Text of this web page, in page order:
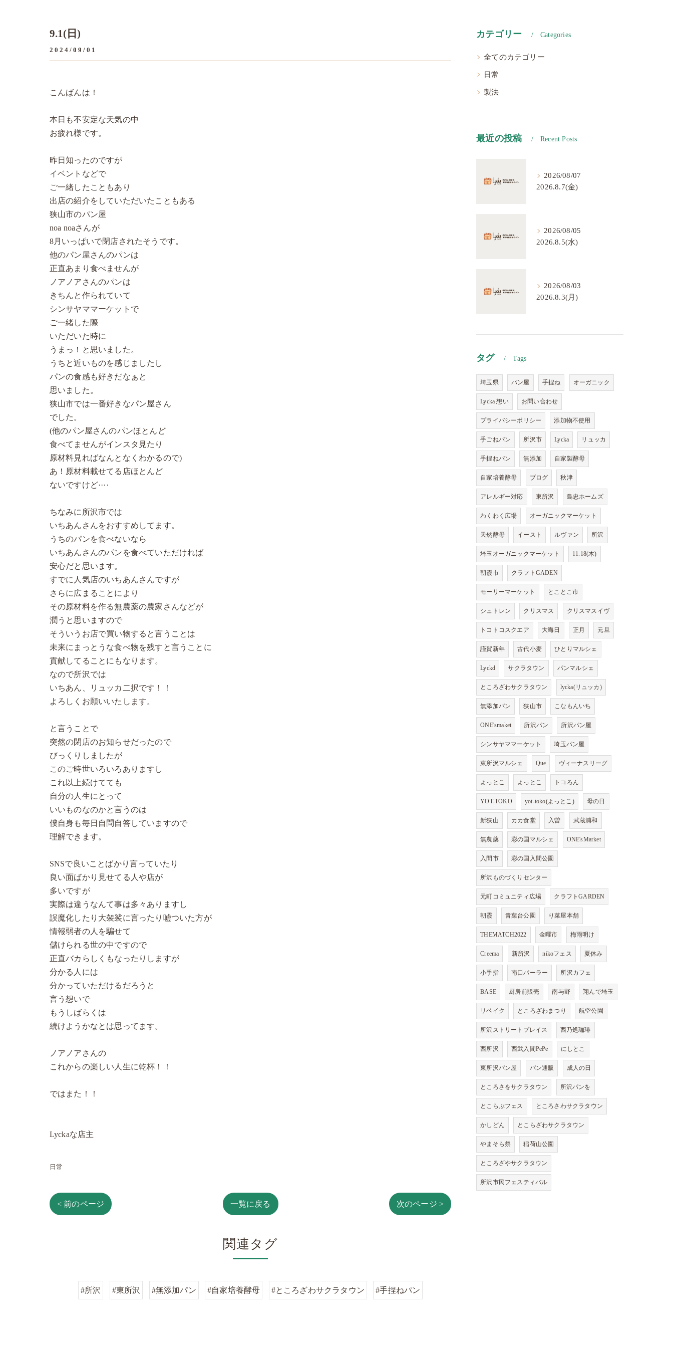
9.1(日)
2024/09/01
こんばんは！
本日も不安定な天気の中
お疲れ様です。
昨日知ったのですが
イベントなどで
ご一緒したこともあり
出店の紹介をしていただいたこともある
狭山市のパン屋
noa noaさんが
8月いっぱいで閉店されたそうです。
他のパン屋さんのパンは
正直あまり食べませんが
ノアノアさんのパンは
きちんと作られていて
シンサヤママーケットで
ご一緒した際
いただいた時に
うまっ！と思いました。
うちと近いものを感じましたし
パンの食感も好きだなぁと
思いました。
狭山市では一番好きなパン屋さん
でした。
(他のパン屋さんのパンほとんど
食べてませんがインスタ見たり
原材料見ればなんとなくわかるので)
あ！原材料載せてる店ほとんど
ないですけど····
ちなみに所沢市では
いちあんさんをおすすめしてます。
うちのパンを食べないなら
いちあんさんのパンを食べていただければ
安心だと思います。
すでに人気店のいちあんさんですが
さらに広まることにより
その原材料を作る無農薬の農家さんなどが
潤うと思いますので
そういうお店で買い物すると言うことは
未来にまっとうな食べ物を残すと言うことに
貢献してることにもなります。
なので所沢では
いちあん、リュッカ二択です！！
よろしくお願いいたします。
と言うことで
突然の閉店のお知らせだったので
びっくりしましたが
このご時世いろいろありますし
これ以上続けてても
自分の人生にとって
いいものなのかと言うのは
僕自身も毎日自問自答していますので
理解できます。
SNSで良いことばかり言っていたり
良い面ばかり見せてる人や店が
多いですが
実際は違うなんて事は多々ありますし
誤魔化したり大袈裟に言ったり嘘ついた方が
情報弱者の人を騙せて
儲けられる世の中ですので
正直バカらしくもなったりしますが
分かる人には
分かっていただけるだろうと
言う想いで
もうしばらくは
続けようかなとは思ってます。
ノアノアさんの
これからの楽しい人生に乾杯！！
ではまた！！
Lyckaな店主
日常
< 前のページ 一覧に戻る 次のページ >
関連タグ
#所沢 #東所沢 #無添加パン #自家培養酵母 #ところざわサクラタウン #手捏ねパン
カテゴリー Categories
全てのカテゴリー
日常
製法
最近の投稿 Recent Posts
2026/08/07
2026.8.7(金)
2026/08/05
2026.8.5(水)
2026/08/03
2026.8.3(月)
タグ Tags
埼玉県 パン屋 手捏ね オーガニック
Lycka 想い お問い合わせ
プライバシーポリシー 添加物不使用
手ごねパン 所沢市 Lycka リュッカ
手捏ねパン 無添加 自家製酵母
自家培養酵母 ブログ 秋津
アレルギー対応 東所沢 島忠ホームズ
わくわく広場 オーガニックマーケット
天然酵母 イースト ルヴァン 所沢
埼玉オーガニックマーケット 11.18(木)
朝霞市 クラフトGADEN
モーリーマーケット とことこ市
シュトレン クリスマス クリスマスイヴ
トコトコスクエア 大晦日 正月 元旦
謹賀新年 古代小麦 ひとりマルシェ
Lyckd サクラタウン パンマルシェ
ところざわサクラタウン lycka(リュッカ)
無添加パン 狭山市 こなもんいち
ONE'smaket 所沢パン 所沢パン屋
シンサヤママーケット 埼玉パン屋
東所沢マルシェ Que ヴィーナスリーグ
よっとこ よっとこ トコろん
YOT-TOKO yot-toko(よっとこ) 母の日
新狭山 カカ食堂 入曽 武蔵浦和
無農薬 彩の国マルシェ ONE'sMarket
入間市 彩の国入間公園
所沢ものづくりセンター
元町コミュニティ広場 クラフトGARDEN
朝霞 青葉台公園 り菜屋本舗
THEMATCH2022 金曜市 梅雨明け
Creema 新所沢 nikoフェス 夏休み
小手指 南口パーラー 所沢カフェ
BASE 厨房前販売 南与野 翔んで埼玉
リベイク ところざわまつり 航空公園
所沢ストリートプレイス 西乃処珈琲
西所沢 西武入間PePe にしとこ
東所沢パン屋 パン通販 成人の日
ところさをサクラタウン 所沢パンを
とこらぶフェス ところさわサクラタウン
かしどん とこらざわサクラタウン
やまそら祭 稲荷山公園
ところざやサクラタウン
所沢市民フェスティバル